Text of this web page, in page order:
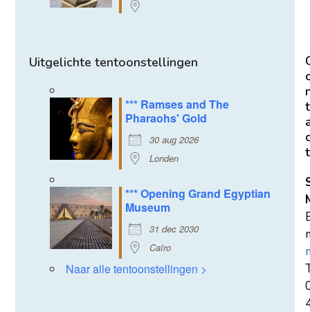
Uitgelichte tentoonstellingen
*** Ramses and The
Pharaohs' Gold
30 aug 2026
Londen
*** Opening Grand Egyptian
Museum
31 dec 2030
Caïro
Naar alle tentoonstellingen >
t
t